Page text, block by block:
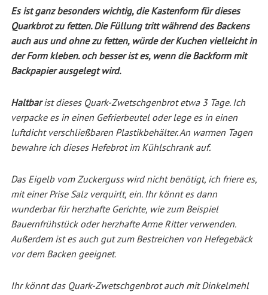
Es ist ganz besonders wichtig, die Kastenform für dieses
Quarkbrot zu fetten. Die Füllung tritt während des Backens
auch aus und ohne zu fetten, würde der Kuchen vielleicht in
der Form kleben. och besser ist es, wenn die Backform mit
Backpapier ausgelegt wird.
Haltbarist dieses Quark-Zwetschgenbrot etwa 3 Tage. Ich
verpacke es in einen Gefrierbeutel oder lege es in einen
luftdicht verschließbaren Plastikbehälter. An warmen Tagen
bewahre ich dieses Hefebrot im Kühlschrank auf.
Das Eigelb vom Zuckerguss wird nicht benötigt, ich friere es,
mit einer Prise Salz verquirlt, ein. Ihr könnt es dann
wunderbar für herzhafte Gerichte, wie zum Beispiel
Bauernfrühstück oder herzhafte Arme Ritter verwenden.
Außerdem ist es auch gut zum Bestreichen von Hefegebäck
vor dem Backen geeignet.
Ihr könnt das Quark-Zwetschgenbrot auch mit Dinkelmehl